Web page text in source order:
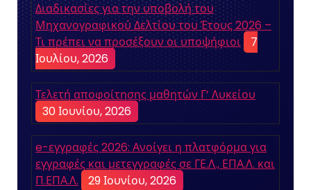
Διαδικασίες για την υποβολή του
Μηχανογραφικού Δελτίου του Έτους 2026 –
Τι πρέπει να προσέξουν οι υποψήφιοι
7
Ιουλίου, 2026
Τελετή αποφοίτησης μαθητών Γ’ Λυκείου
30 Ιουνίου, 2026
e-εγγραφές 2026: Ανοίγει η πλατφόρμα για
εγγραφές και μετεγγραφές σε ΓΕ.Λ., ΕΠΑ.Λ. και
Π.ΕΠΑ.Λ.
29 Ιουνίου, 2026